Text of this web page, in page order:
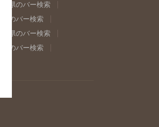
阜県のバー検索
県のバー検索
根県のバー検索
県のバー検索